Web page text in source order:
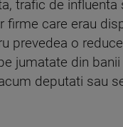
trafic de
care erau
prevedea o
jumatate din
deputati sau